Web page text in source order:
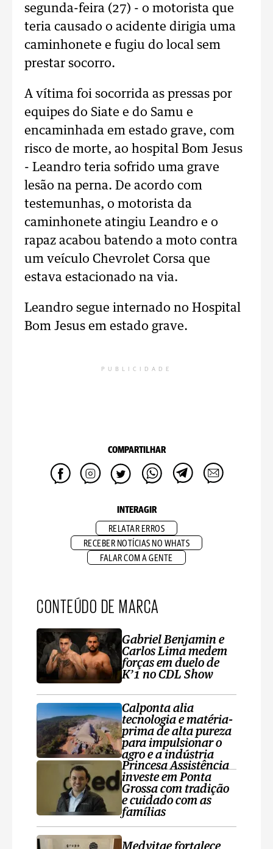
segunda-feira (27) - o motorista que
teria causado o acidente dirigia uma
caminhonete e fugiu do local sem
prestar socorro.
A vítima foi socorrida as pressas por
equipes do Siate e do Samu e
encaminhada em estado grave, com
risco de morte, ao hospital Bom Jesus
- Leandro teria sofrido uma grave
lesão na perna. De acordo com
testemunhas, o motorista da
caminhonete atingiu Leandro e o
rapaz acabou batendo a moto contra
um veículo Chevrolet Corsa que
estava estacionado na via.
Leandro segue internado no Hospital
Bom Jesus em estado grave.
PUBLICIDADE
COMPARTILHAR
INTERAGIR
RELATAR ERROS
RECEBER NOTÍCIAS NO WHATS
FALAR COM A GENTE
CONTEÚDO DE MARCA
Gabriel Benjamin e
Carlos Lima medem
forças em duelo de
K’1 no CDL Show
Calponta alia
tecnologia e matéria-
prima de alta pureza
para impulsionar o
agro e a indústria
Princesa Assistência
investe em Ponta
Grossa com tradição
e cuidado com as
famílias
Medvitae fortalece